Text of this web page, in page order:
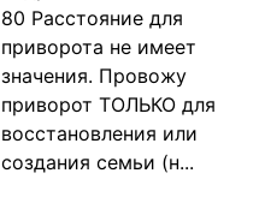
80 Расстояние для
приворота не имеет
значения. Провожу
приворот ТОЛЬКО для
восстановления или
создания семьи (н...